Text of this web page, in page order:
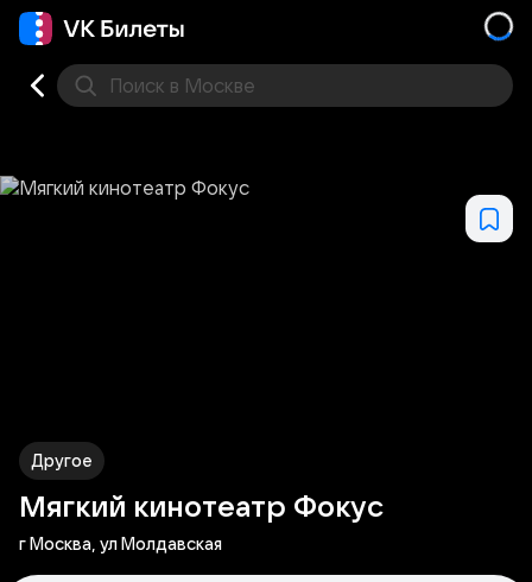
Поиск в Москве
Другое
Мягкий кинотеатр Фокус
г Москва, ул Молдавская